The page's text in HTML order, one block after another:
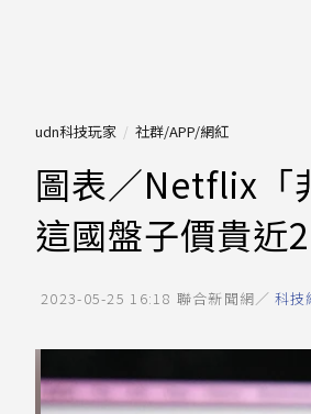
udn科技玩家 社群/APP/網紅
圖表／Netflix「
這國盤子價貴近
2023-05-25 16:18 聯合新聞網／ 科技